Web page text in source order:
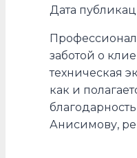
Дата
заботой о
техническая
как и
Анисимову,